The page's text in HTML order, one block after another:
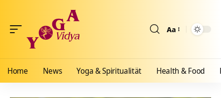
Aa
Home News Yoga & Spiritualität Health & Food